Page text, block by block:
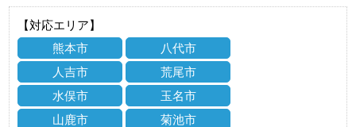
【対応エリア】
熊本市
八代市
人吉市
荒尾市
水俣市
玉名市
山鹿市
菊池市